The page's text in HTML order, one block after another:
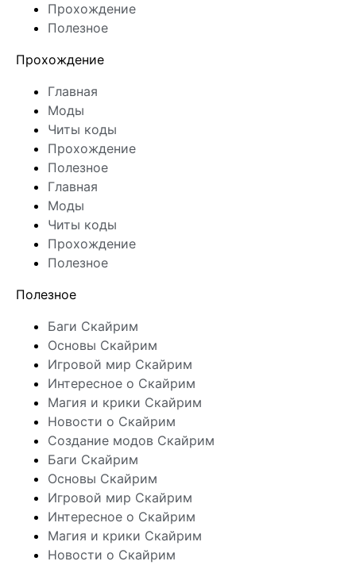
Прохождение
Полезное
Прохождение
Главная
Моды
Читы коды
Прохождение
Полезное
Главная
Моды
Читы коды
Прохождение
Полезное
Полезное
Баги Скайрим
Основы Скайрим
Игровой мир Скайрим
Интересное о Скайрим
Магия и крики Скайрим
Новости о Скайрим
Создание модов Скайрим
Баги Скайрим
Основы Скайрим
Игровой мир Скайрим
Интересное о Скайрим
Магия и крики Скайрим
Новости о Скайрим